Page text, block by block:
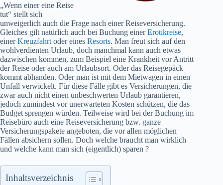
„Wenn einer eine Reise
tut“ stellt sich
unweigerlich auch die Frage nach einer Reiseversicherung.
Gleiches gilt natürlich auch bei Buchung einerErotikreise,
einerKreuzfahrt oder eines Resorts. Man freut sich auf den
wohlverdienten Urlaub, doch manchmal kann auch etwas
dazwischen kommen, zum Beispiel eine Krankheit vor Antritt
der Reise oder auch am Urlaubsort. Oder das Reisegepäck
kommt abhanden. Oder man ist mit dem Mietwagen in einen
Unfall verwickelt. Für diese Fälle gibt es Versicherungen, die
zwar auch nicht einen unbeschwerten Urlaub garantieren,
jedoch zumindest vor unerwarteten Kosten schützen, die das
Budget sprengen würden. Teilweise wird bei der Buchung im
Reisebüro auch eine Reiseversicherung bzw. ganze
Versicherungspakete angeboten, die vor allen möglichen
Fällen absichern sollen. Doch welche braucht man wirklich
und welche kann man sich (eigentlich) sparen ?
Inhaltsverzeichnis